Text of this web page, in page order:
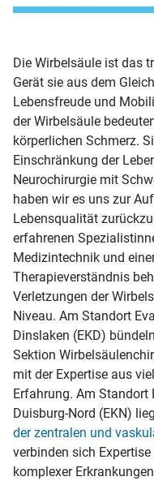
Die Wirbelsäule ist das
Gerät sie aus dem
Lebensfreude und
der Wirbelsäule
körperlichen Schmerz.
Einschränkung der
Neurochirurgie mit
haben wir es uns zur
Lebensqualität
erfahrenen
Medizintechnik und
Therapieverständnis
Verletzungen der
Niveau. Am Standort
Dinslaken (EKD)
Sektion
mit der Expertise aus
Erfahrung. Am Standort
Duisburg-Nord (EKN)
der zentralen und
verbinden sich
komplexer